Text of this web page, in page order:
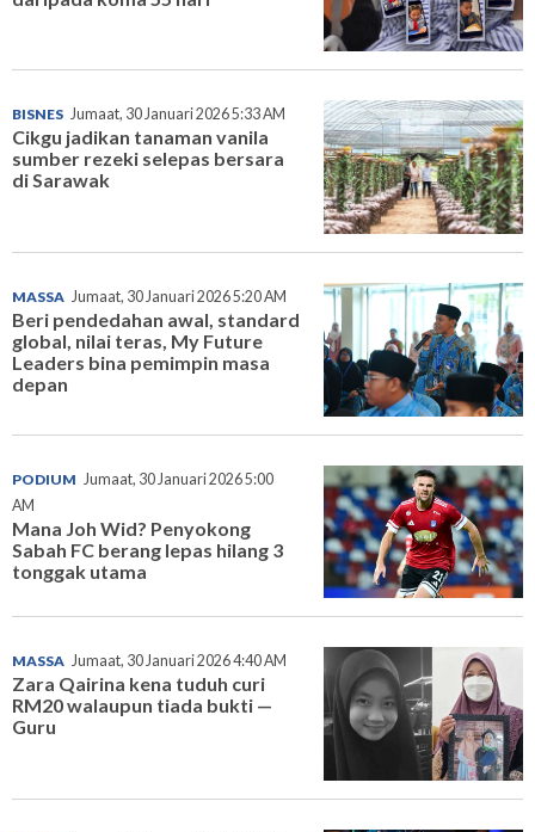
BISNES Jumaat, 30 Januari 2026 5:33 AM
Cikgu jadikan tanaman vanila
sumber rezeki selepas bersara
di Sarawak
MASSA Jumaat, 30 Januari 2026 5:20 AM
Beri pendedahan awal, standard
global, nilai teras, My Future
Leaders bina pemimpin masa
depan
PODIUM Jumaat, 30 Januari 2026 5:00
AM
Mana Joh Wid? Penyokong
Sabah FC berang lepas hilang 3
tonggak utama
MASSA Jumaat, 30 Januari 2026 4:40 AM
Zara Qairina kena tuduh curi
RM20 walaupun tiada bukti —
Guru